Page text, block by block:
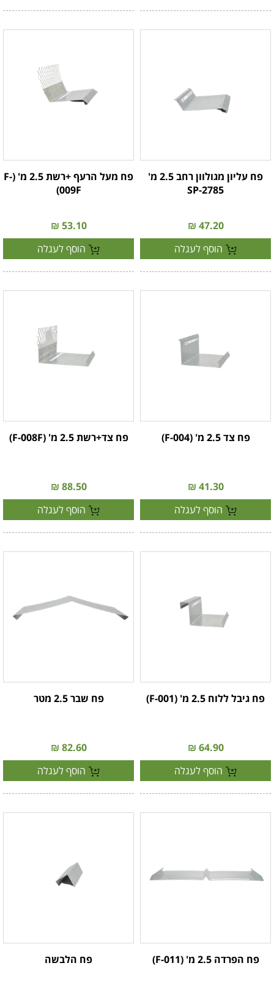
פח עליון מגולוון רחב 2.5 מ'
SP-2785
47.20 ₪
הוסף לעגלה
פח מעל הרעף +רשת 2.5 מ' (F-
009F)
53.10 ₪
הוסף לעגלה
פח צד 2.5 מ' (F-004)
41.30 ₪
הוסף לעגלה
פח צד+רשת 2.5 מ' (F-008F)
88.50 ₪
הוסף לעגלה
פח גיבל ללוח 2.5 מ' (F-001)
64.90 ₪
הוסף לעגלה
פח שבר 2.5 מטר
82.60 ₪
הוסף לעגלה
פח הפרדה 2.5 מ' (F-011) פח הלבשה